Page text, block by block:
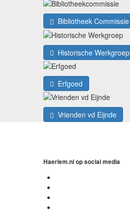
Bibliotheek Commissie
Historische Werkgroep
Erfgoed
Vrienden vd Eijnde
Haerlem.nl op social media